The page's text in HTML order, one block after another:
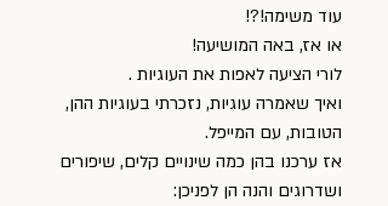
עוד משימה!?!
או אז, באה המושיעה!
לורי הציעה לאפות את העוגיות .
ואיך שאמרה עוגיות, נזכרתי בעוגיות ההן,
הטובות, עם המייפל.
אז ערכנו בהן כמה שינויים קלים, שיפורים
ושדרוגים והנה הן לפניכן: